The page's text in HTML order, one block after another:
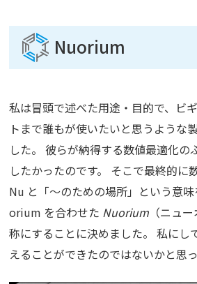
Nuorium
私は冒頭で述べた用途・目的で、ビ
トまで誰もが使いたいと思うような
した。 彼らが納得する数値最適化の
したかったのです。 そこで最終的に
Nu と「～のための場所」という意
orium を合わせた Nuorium （ニュ
称にすることに決めました。 私にし
えることができたのではないかと思っ